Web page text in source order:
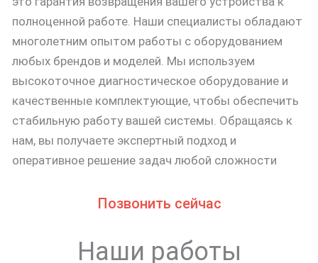
полноценной работе. Наши специалисты обладают
многолетним опытом работы с оборудованием
любых брендов и моделей. Мы используем
высокоточное диагностическое оборудование и
качественные комплектующие, чтобы обеспечить
стабильную работу вашей системы. Обращаясь к
нам, вы получаете экспертный подход и
оперативное решение задач любой сложности
Позвонить сейчас
Наши работы